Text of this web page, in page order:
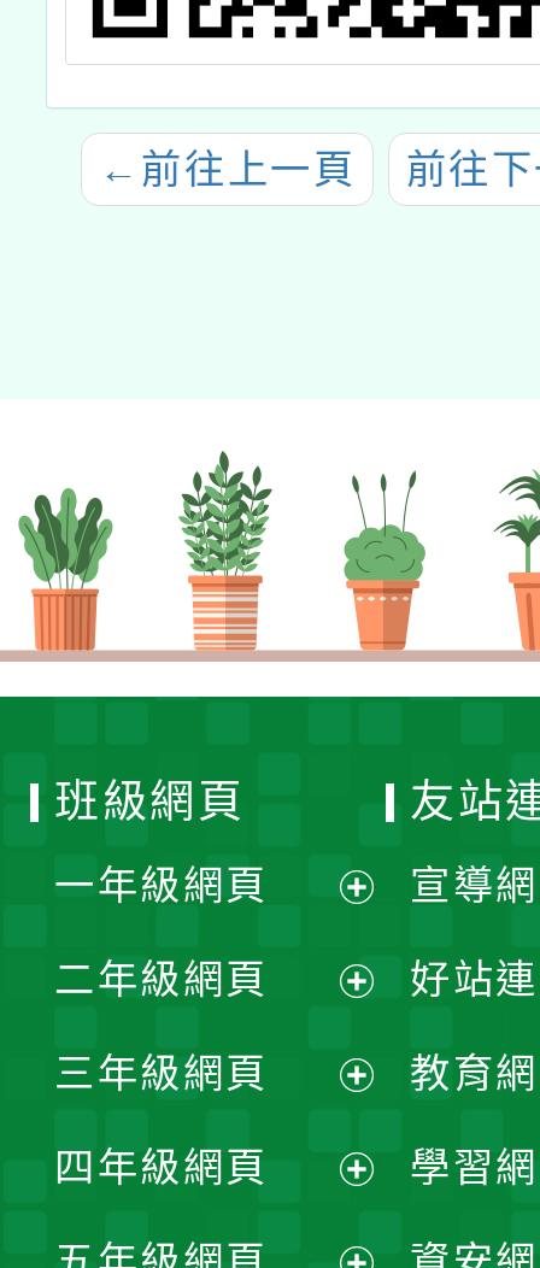
← 前往上一頁 前往
班級網頁
一年級網頁
開
選
單
二年級網頁
開
選
單
三年級網頁
開
四年級網頁
友站
宣導
好站
教育
學習